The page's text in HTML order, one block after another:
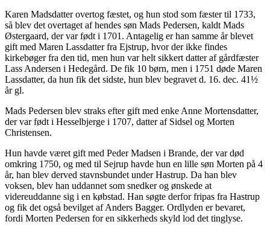
Karen Madsdatter overtog fæstet, og hun stod som fæster til 1733,
så blev det overtaget af hendes søn Mads Pedersen, kaldt Mads
Østergaard, der var født i 1701. Antagelig er han samme år blevet
gift med Maren Lassdatter fra Ejstrup, hvor der ikke findes
kirkebøger fra den tid, men hun var helt sikkert datter af gårdfæster
Lass Andersen i Hedegård. De fik 10 børn, men i 1751 døde Maren
Lassdatter, da hun fik det sidste, hun blev begravet d. 16. dec. 41½
år gl.
Mads Pedersen blev straks efter gift med enke Anne Mortensdatter,
der var født i Hesselbjerge i 1707, datter af Sidsel og Morten
Christensen.
Hun havde været gift med Peder Madsen i Brande, der var død
omkring 1750, og med til Sejrup havde hun en lille søn Morten på 4
år, han blev derved stavnsbundet under Hastrup. Da han blev
voksen, blev han uddannet som snedker og ønskede at
videreuddanne sig i en købstad. Han søgte derfor fripas fra Hastrup
og fik det også bevilget af Anders Bagger. Ordlyden er bevaret,
fordi Morten Pedersen for en sikkerheds skyld lod det tinglyse.